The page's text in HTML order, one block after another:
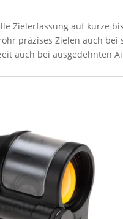
Zielerfassung auf kurze
präzises Zielen auch bei
auch bei ausgedehnten